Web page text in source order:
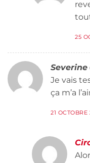
25
Severine
Je vais
ça m’a
21